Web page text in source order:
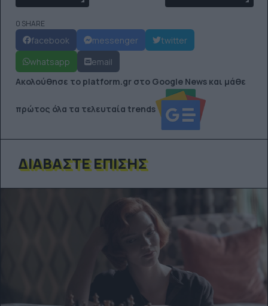
0 SHARE
facebook messenger
twitter
whatsapp
email
Ακολούθησε το platform.gr στο Google News και μάθε
πρώτος όλα τα τελευταία trends
ΔΙΑΒΆΣΤΕ ΕΠΊΣΗΣ